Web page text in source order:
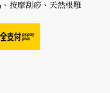
按摩刮痧、天然根雕